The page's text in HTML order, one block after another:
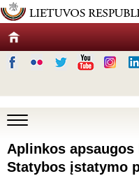
Aplinkos
Statybos įstatymo